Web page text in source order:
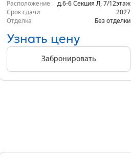
Расположение
д.6-6 Секция Л 7/12этаж
Срок сдачи
2027
Отделка
Без отделки
Узнать цену
Забронировать